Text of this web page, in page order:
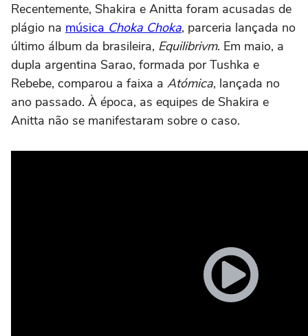
Recentemente, Shakira e Anitta foram acusadas de
plágio na música Choka Choka, parceria lançada no
último álbum da brasileira, Equilibrivm. Em maio, a
dupla argentina Sarao, formada por Tushka e
Rebebe, comparou a faixa a Atómica, lançada no
ano passado. À época, as equipes de Shakira e
Anitta não se manifestaram sobre o caso.